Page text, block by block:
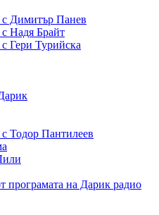
с Димитър Панев
Надя Брайт
Гери Турийска
Тодор Пантилеев
програмата на Дарик радио